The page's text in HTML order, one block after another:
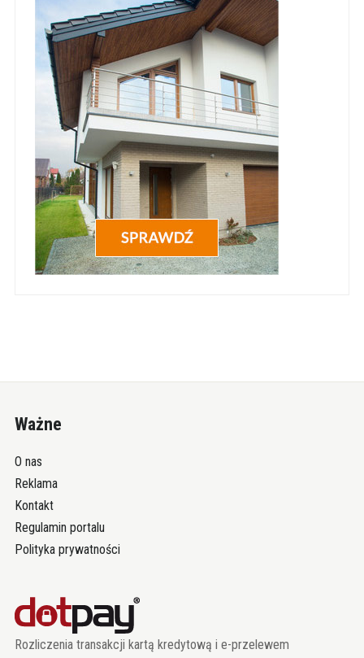
Ważne
O nas
Reklama
Kontakt
Regulamin portalu
Polityka prywatności
Rozliczenia transakcji kartą kredytową i e-przelewem